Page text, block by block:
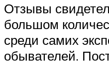
Отзывы
большом
среди самих
обывателей.